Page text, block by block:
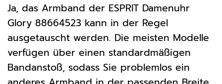
Ja, das Armband der ESPRIT Damenuhr
Glory 88664523 kann in der Regel
ausgetauscht werden. Die meisten Modelle
verfügen über einen standardmäßigen
Bandanstoß, sodass Sie problemlos ein